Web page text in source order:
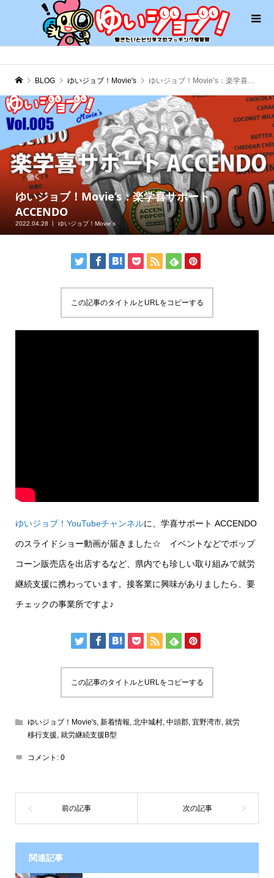
BLOG ゆいジョブ！Movie's ゆいジョブ！Movie’s：楽学喜サポート ACCENDO
ゆいジョブ！Movie’s：楽学喜サポート
ACCENDO
2022.04.28 ゆいジョブ！Movie's
この記事のタイトルとURLをコピーする
ゆいジョブ！YouTubeチャンネルに、学喜サポート ACCENDO
のスライドショー動画が届きました☆ イベントなどでポップ
コーン販売店を出店するなど、県内でも珍しい取り組みで就労
継続支援に携わっています。接客業に興味がありましたら、要
チェックの事業所ですよ♪
この記事のタイトルとURLをコピーする
ゆいジョブ！Movie's, 新着情報, 北中城村, 中頭郡, 宜野湾市, 就労
移行支援, 就労継続支援B型
コメント: 0
関連記事